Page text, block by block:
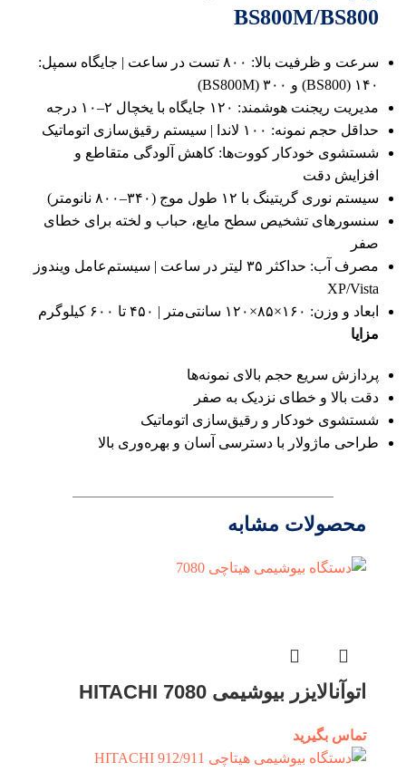
BS800M/BS800
سرعت و ظرفیت بالا: ۸۰۰ تست در ساعت | جایگاه سمپل:
۱۴۰ (BS800) و ۳۰۰ (BS800M)
مدیریت ریجنت هوشمند: ۱۲۰ جایگاه با یخچال ۲–۱۰ درجه
حداقل حجم نمونه: ۱۰۰ لاندا | سیستم رقیق‌سازی اتوماتیک
شستشوی خودکار کووت‌ها: کاهش آلودگی متقاطع و
افزایش دقت
سیستم نوری گریتینگ با ۱۲ طول موج (۳۴۰–۸۰۰ نانومتر)
سنسورهای تشخیص سطح مایع، حباب و لخته برای خطای
صفر
مصرف آب: حداکثر ۳۵ لیتر در ساعت | سیستم‌عامل ویندوز
XP/Vista
ابعاد و وزن: ۱۶۰×۸۵×۱۲۰ سانتی‌متر | ۴۵۰ تا ۶۰۰ کیلوگرم
مزایا
پردازش سریع حجم بالای نمونه‌ها
دقت بالا و خطای نزدیک به صفر
شستشوی خودکار و رقیق‌سازی اتوماتیک
طراحی ماژولار با دسترسی آسان و بهره‌وری بالا
محصولات مشابه
اتوآنالایزر بیوشیمی 7080 HITACHI
تماس بگیرید